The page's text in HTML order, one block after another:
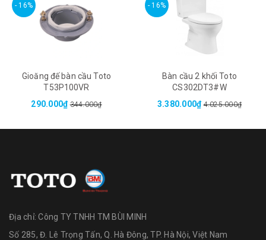
- 16%
Gioăng đế bàn cầu Toto
T53P100VR
290.000₫ 344.000₫
- 16%
Bàn cầu 2 khối Toto
CS302DT3#W
3.380.000₫ 4.025.000₫
Địa chỉ:Công TY TNHH TM BÙI MINH
Số 285, Đ. Lê Trọng Tấn, Q. Hà Đông, TP. Hà Nội, Việt Nam